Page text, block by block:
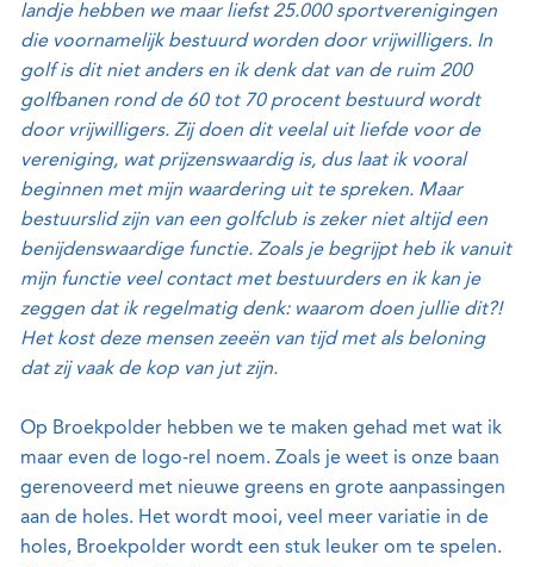
landje hebben we maar liefst 25.000 sportverenigingen
die voornamelijk bestuurd worden door vrijwilligers. In
golf is dit niet anders en ik denk dat van de ruim 200
golfbanen rond de 60 tot 70 procent bestuurd wordt
door vrijwilligers. Zij doen dit veelal uit liefde voor de
vereniging, wat prijzenswaardig is, dus laat ik vooral
beginnen met mijn waardering uit te spreken. Maar
bestuurslid zijn van een golfclub is zeker niet altijd een
benijdenswaardige functie. Zoals je begrijpt heb ik vanuit
mijn functie veel contact met bestuurders en ik kan je
zeggen dat ik regelmatig denk: waarom doen jullie dit?!
Het kost deze mensen zeeën van tijd met als beloning
dat zij vaak de kop van jut zijn.
Op Broekpolder hebben we te maken gehad met wat ik
maar even de logo-rel noem. Zoals je weet is onze baan
gerenoveerd met nieuwe greens en grote aanpassingen
aan de holes. Het wordt mooi, veel meer variatie in de
holes, Broekpolder wordt een stuk leuker om te spelen.